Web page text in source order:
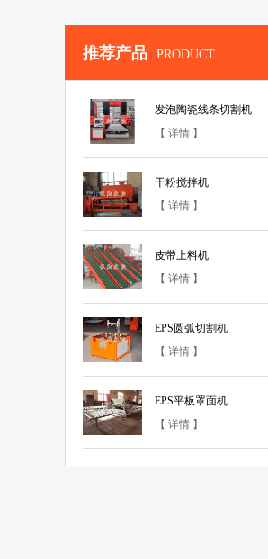
推荐产品 PRODUCT
发泡陶瓷线条切割机
【 详情 】
干粉搅拌机
【 详情 】
皮带上料机
【 详情 】
EPS圆弧切割机
【 详情 】
EPS平板罩面机
【 详情 】